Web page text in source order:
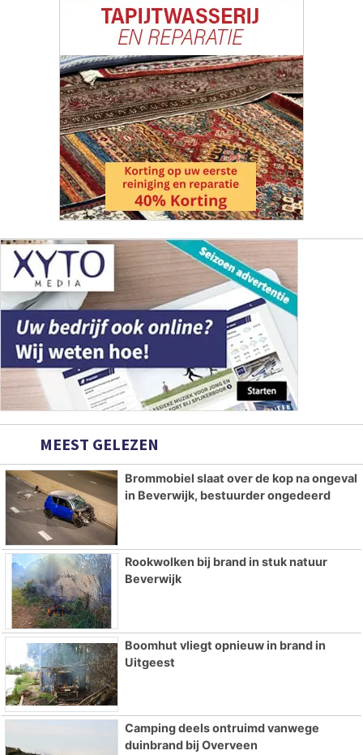
MEEST GELEZEN
Brommobiel slaat over de kop na ongeval
in Beverwijk, bestuurder ongedeerd
Rookwolken bij brand in stuk natuur
Beverwijk
Boomhut vliegt opnieuw in brand in
Uitgeest
Camping deels ontruimd vanwege
duinbrand bij Overveen